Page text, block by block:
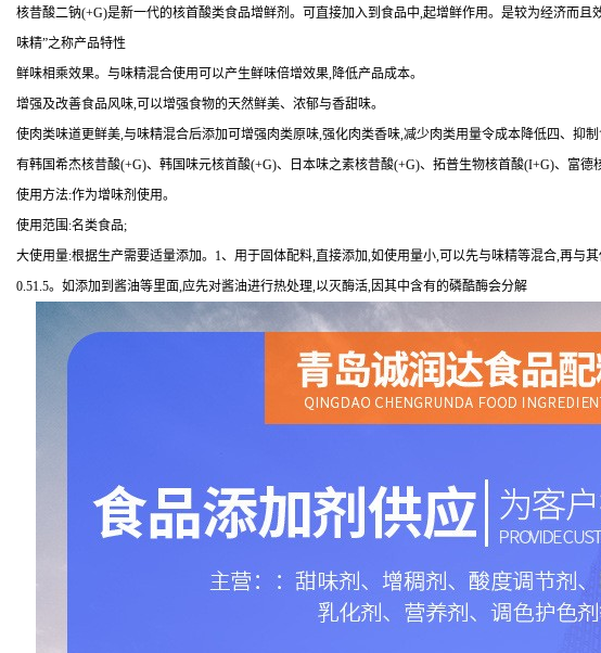
核昔酸二钠(+G)是新一代的核首酸类食品增鲜剂。可直接加入到食品中,起增鲜作用。是较为经济而
味精”之称产品特性
鲜味相乘效果。与味精混合使用可以产生鲜味倍增效果,降低产品成本。
增强及改善食品风味,可以增强食物的天然鲜美、浓郁与香甜味。
使肉类味道更鲜美,与味精混合后添加可增强肉类原味,强化肉类香味,减少肉类用量令成本降低四、
有韩国希杰核昔酸(+G)、韩国味元核首酸(+G)、日本味之素核昔酸(+G)、拓普生物核首酸(I+G)、富德
使用方法:作为增味剂使用。
使用范围:名类食品;
大使用量:根据生产需要适量添加。1、用于固体配料,直接添加,如使用量小,可以先与味精等混合,再
0.51.5。如添加到酱油等里面,应先对酱油进行热处理,以灭酶活,因其中含有的磷酷酶会分解